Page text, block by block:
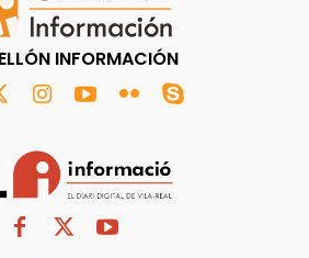
INFORMACIÓN